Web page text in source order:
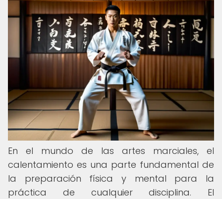
En el mundo de las artes marciales, el
calentamiento es una parte fundamental de
la preparación física y mental para la
práctica de cualquier disciplina. El